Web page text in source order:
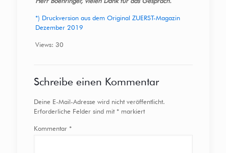
*) Druckversion aus dem Original ZUERST-Magazin
Dezember 2019
Views: 30
Schreibe einen Kommentar
Deine E-Mail-Adresse wird nicht veröffentlicht.
Erforderliche Felder sind mit *markiert
Kommentar *